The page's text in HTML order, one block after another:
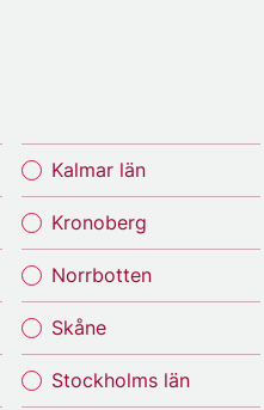
Kalmar län
Kronoberg
Norrbotten
Skåne
Stockholms län